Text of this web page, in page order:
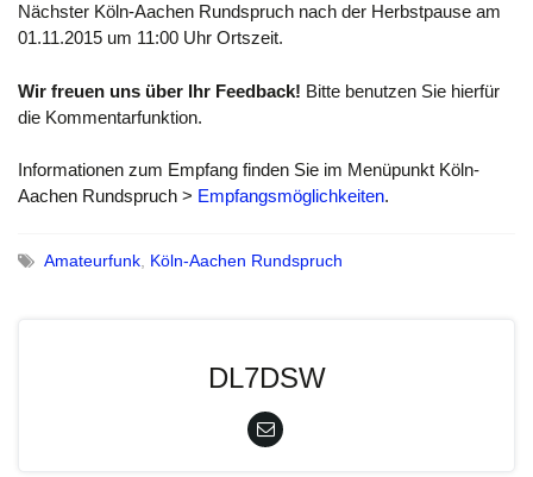
Nächster Köln-Aachen Rundspruch nach der Herbstpause am
01.11.2015 um 11:00 Uhr Ortszeit.
Wir freuen uns über Ihr Feedback! Bitte benutzen Sie hierfür
die Kommentarfunktion.
Informationen zum Empfang finden Sie im Menüpunkt Köln-
Aachen Rundspruch > Empfangsmöglichkeiten.
Amateurfunk, Köln-Aachen Rundspruch
DL7DSW